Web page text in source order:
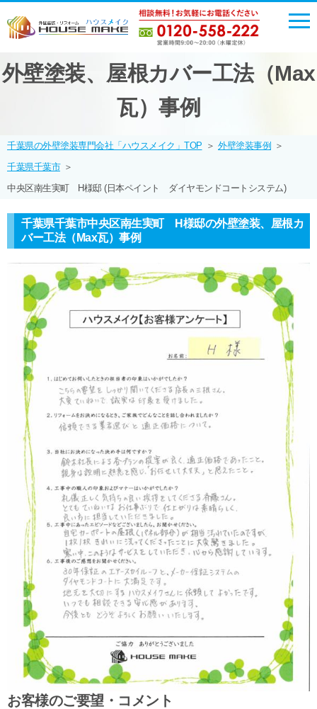
外壁塗装、屋根カバー工法（Max
瓦）事例
千葉県の外壁塗装専門会社「ハウスメイク」TOP ＞ 外壁塗装事例
＞
千葉県千葉市 ＞
中央区南生実町 H様邸 (日本ペイント ダイヤモンドコートシステム)
千葉県千葉市中央区南生実町 H様邸の外壁塗装、屋根カ
バー工法（Max瓦）事例
お客様のご要望・コメント